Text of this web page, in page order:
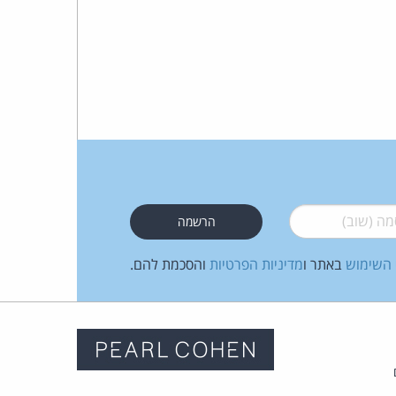
(שוב)*
השימוש באתר ומדיניות הפרטיות והסכמת להם.